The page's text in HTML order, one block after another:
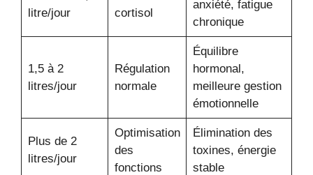
litre/jour
cortisol
anxiété, fatigue
chronique
1,5 à 2
litres/jour
Régulation
normale
Équilibre
hormonal,
meilleure gestion
émotionnelle
Plus de 2
litres/jour
Optimisation
des
fonctions
Élimination des
toxines, énergie
stable